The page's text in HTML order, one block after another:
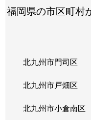
福岡県の市区町村
北九州市門司区
北九州市戸畑区
北九州市小倉南区